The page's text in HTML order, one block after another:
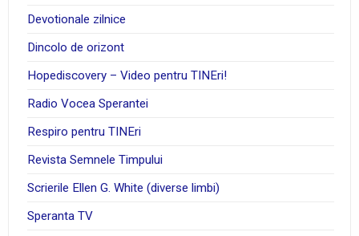
Devotionale zilnice
Dincolo de orizont
Hopediscovery – Video pentru TINEri!
Radio Vocea Sperantei
Respiro pentru TINEri
Revista Semnele Timpului
Scrierile Ellen G. White (diverse limbi)
Speranta TV